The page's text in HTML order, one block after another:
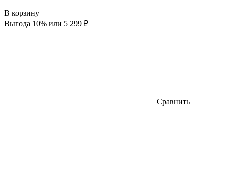
В корзину
Выгода 10% или 5 299 ₽
Сравнить